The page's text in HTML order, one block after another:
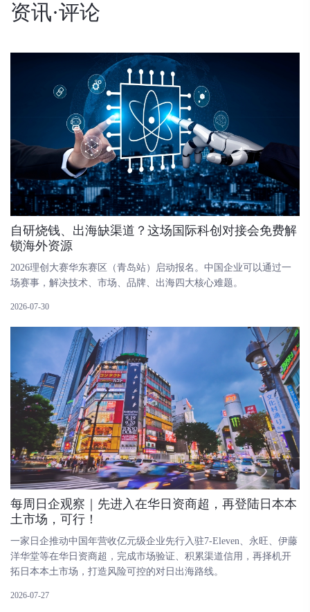
资讯·评论
自研烧钱、出海缺渠道？这场国际科创对接会免费解
锁海外资源
2026理创大赛华东赛区（青岛站）启动报名。中国企业可以通过一
场赛事，解决技术、市场、品牌、出海四大核心难题。
2026-07-30
每周日企观察｜先进入在华日资商超，再登陆日本本
土市场，可行！
一家日企推动中国年营收亿元级企业先行入驻7-Eleven、永旺、伊藤
洋华堂等在华日资商超，完成市场验证、积累渠道信用，再择机开
拓日本本土市场，打造风险可控的对日出海路线。
2026-07-27